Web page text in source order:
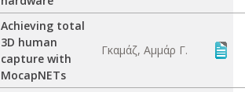
Achieving total
3D human
capture with
MocapNETs
Γκαμάζ, Αμμάρ Γ.